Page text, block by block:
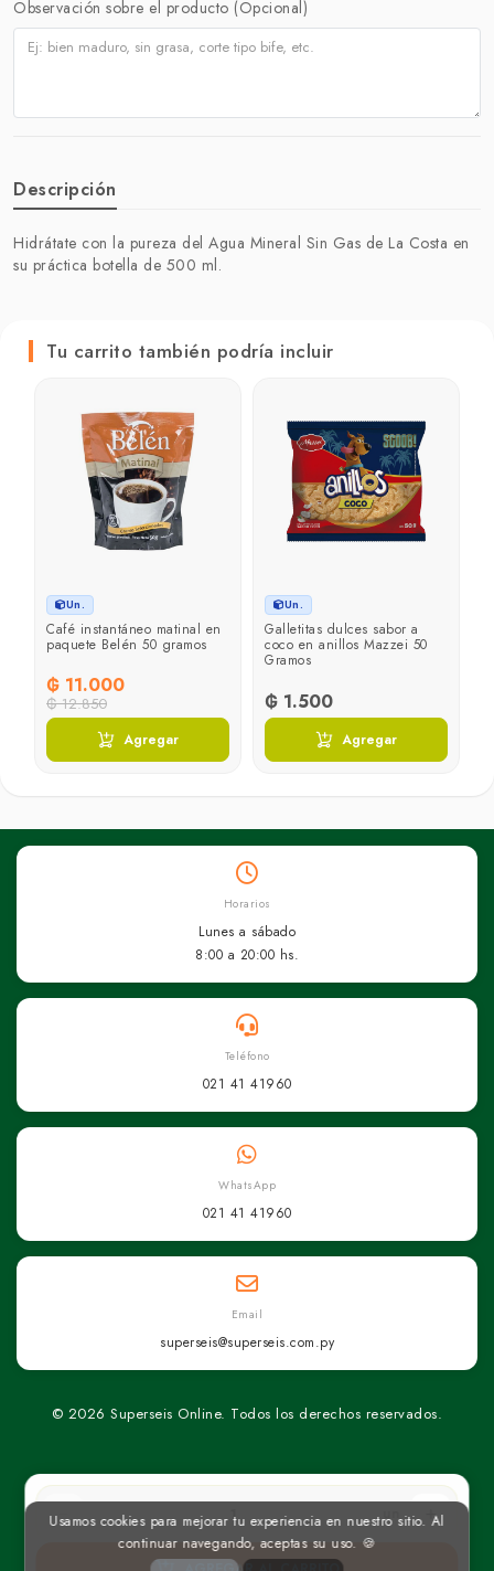
un
Observación sobre el producto (Opcional)
Descripción
Hidrátate con la pureza del Agua Mineral Sin Gas de La Costa en
su práctica botella de 500 ml.
Tu carrito también podría incluir
Un.
Café instantáneo matinal en
paquete Belén 50 gramos
₲ 11.000
₲ 12.850
Agregar
Un.
Galletitas dulces sabor a
coco en anillos Mazzei 50
Gramos
₲ 1.500
Agregar
Horarios
Lunes a sábado
8:00 a 20:00 hs.
Teléfono
021 41 41960
WhatsApp
021 41 41960
Email
superseis@superseis.com.py
© 2026 Superseis Online. Todos los derechos reservados.
Usamos cookies para mejorar tu experiencia en nuestro sitio. Al
continuar navegando, aceptas su uso. 🍪